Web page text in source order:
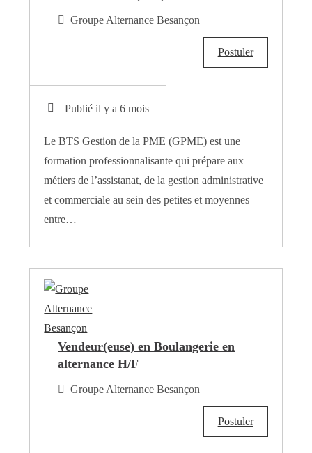
Groupe Alternance Besançon
Postuler
Publié il y a 6 mois
Le BTS Gestion de la PME (GPME) est une
formation professionnalisante qui prépare aux
métiers de l’assistanat, de la gestion administrative
et commerciale au sein des petites et moyennes
entre…
Vendeur(euse) en Boulangerie en
alternance H/F
Groupe Alternance Besançon
Postuler